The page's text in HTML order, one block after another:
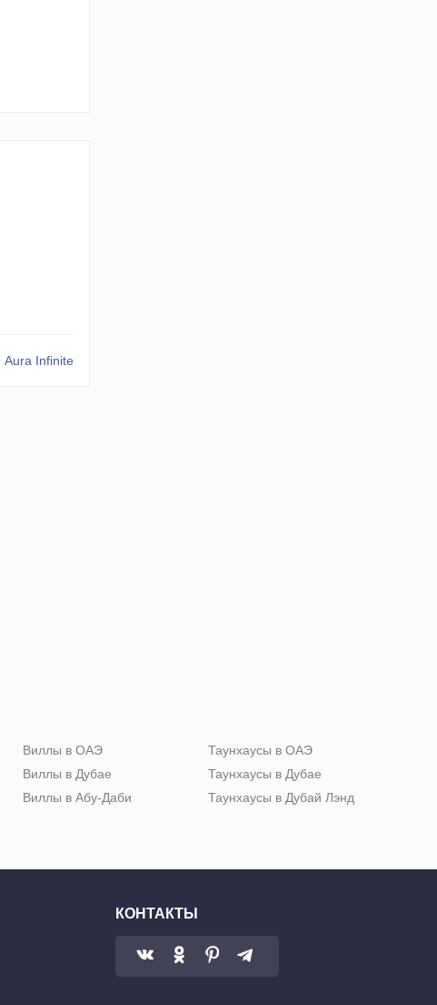
Aura Infinite
Виллы в ОАЭ
Виллы в Дубае
Виллы в Абу-Даби
Таунхаусы в ОАЭ
Таунхаусы в Дубае
Таунхаусы в Дубай Лэнд
КОНТАКТЫ